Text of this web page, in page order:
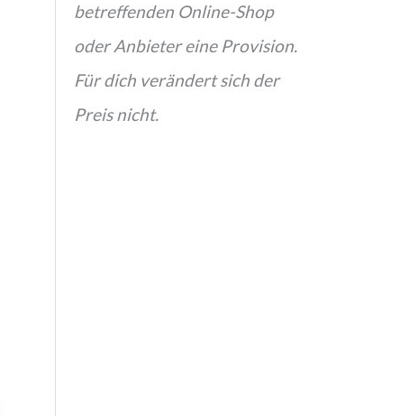
betreffenden Online-Shop
oder Anbieter eine Provision.
Für dich verändert sich der
Preis nicht.